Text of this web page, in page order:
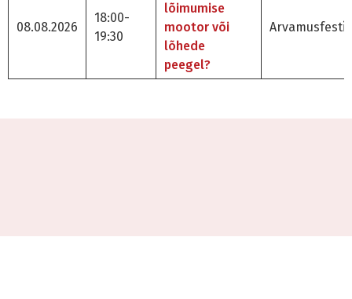
08.08.2026
18:00-
19:30
lõimumise
mootor või
lõhede
peegel?